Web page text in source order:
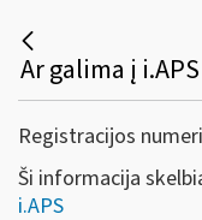
Registracijos
Ši informacija
i.APS